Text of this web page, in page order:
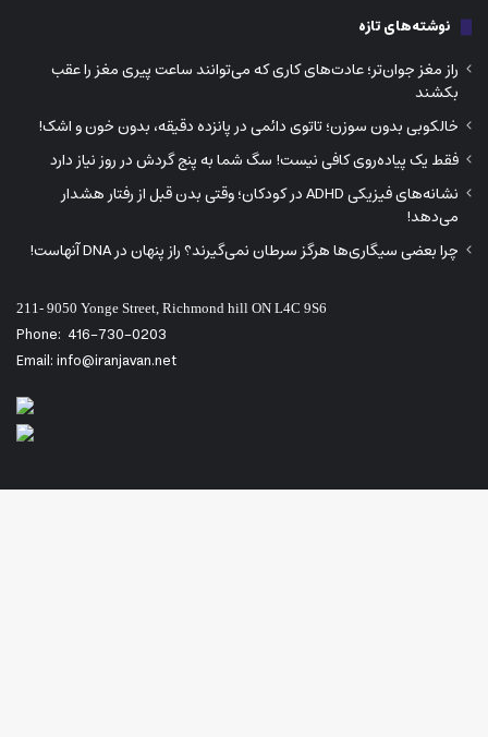
نوشته‌های تازه
راز مغز جوان‌تر؛ عادت‌های کاری که می‌توانند ساعت پیری مغز را عقب
بکشند
خالکوبی بدون سوزن؛ تاتوی دائمی در پانزده دقیقه، بدون خون و اشک!
فقط یک پیاده‌روی کافی نیست! سگ شما به پنج گردش در روز نیاز دارد
نشانه‌های فیزیکی ADHD در کودکان؛ وقتی بدن قبل از رفتار هشدار
می‌دهد!
چرا بعضی سیگاری‌ها هرگز سرطان نمی‌گیرند؟ راز پنهان در DNA آنهاست!
211- 9050 Yonge Street, Richmond hill ON L4C 9S6
Phone: 416-730-0203
Email: info@iranjavan.net